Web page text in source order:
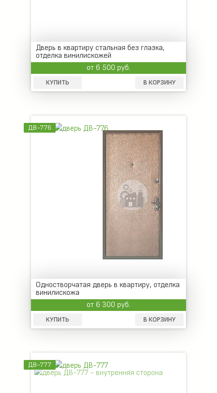
Дверь в квартиру стальная без глазка,
отделка винилискожей
от 6 500 руб.
КУПИТЬ В КОРЗИНУ
ДВ-776
Одностворчатая дверь в квартиру, отделка
винилискожа
от 6 300 руб.
КУПИТЬ В КОРЗИНУ
ДВ-777